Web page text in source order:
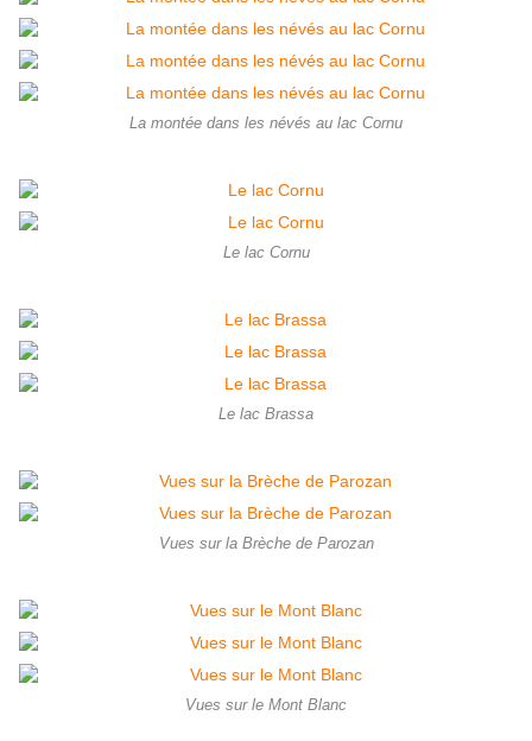
La montée dans les névés au lac Cornu
Le lac Cornu
Le lac Brassa
Vues sur la Brèche de Parozan
Vues sur le Mont Blanc